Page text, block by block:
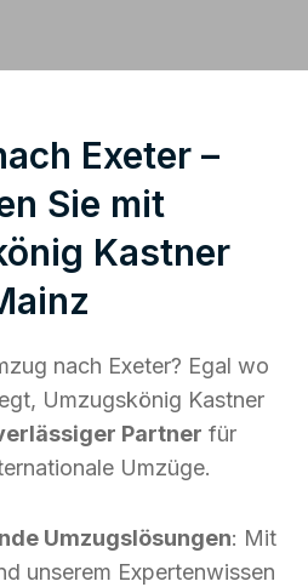
Exeter –
Sie mit
Kastner
nach Exeter? Egal wo
Umzugskönig Kastner
Partner für
Umzüge.
Umzugslösungen: Mit
unserem Expertenwissen